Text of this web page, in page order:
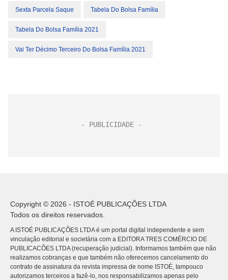
Sexta Parcela Saque Tabela Do Bolsa Família
Tabela Do Bolsa Família 2021
Vai Ter Décimo Terceiro Do Bolsa Família 2021
Copyright © 2026 - ISTOÉ PUBLICAÇÕES LTDA
Todos os direitos reservados.
A ISTOÉ PUBLICAÇÕES LTDA é um portal digital independente e sem
vinculação editorial e societária com a EDITORA TRES COMÉRCIO DE
PUBLICACÕES LTDA (recuperação judicial). Informamos também que não
realizamos cobranças e que também não oferecemos cancelamento do
contrato de assinatura da revista impressa de nome ISTOÉ, tampouco
autorizamos terceiros a fazê-lo, nos responsabilizamos apenas pelo